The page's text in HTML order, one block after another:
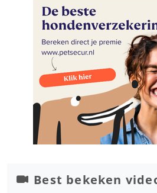
Best bekeken